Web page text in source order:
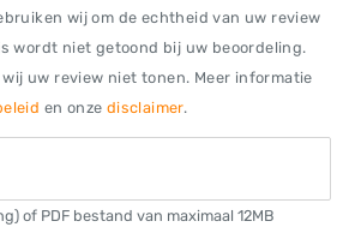
wij om de echtheid van uw review
wordt niet getoond bij uw beoordeling.
uw review niet tonen. Meer informatie
en onze disclaimer.
of PDF bestand van maximaal 12MB